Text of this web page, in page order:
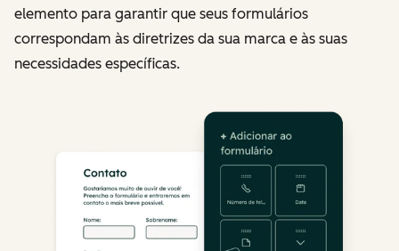
elemento para garantir que seus formulários
correspondam às diretrizes da sua marca e às suas
necessidades específicas.